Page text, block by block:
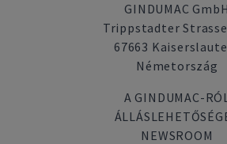
GINDUMAC GmbH
Trippstadter Strasse
67663
Németország
A GINDUMAC-
NEWSROOM